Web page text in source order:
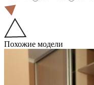
Похожие модели